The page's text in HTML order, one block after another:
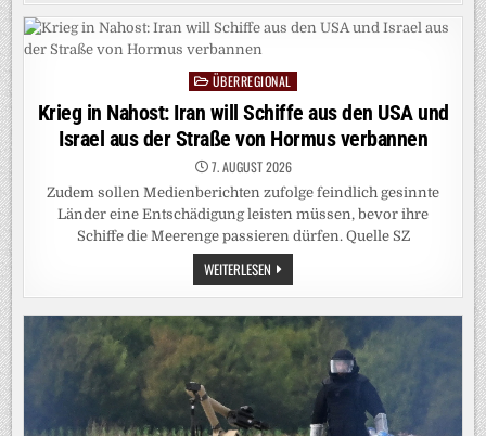
PostedÜBERREGIONAL
Krieg in Nahost: Iran will Schiffe aus den USA und
Israel aus der Straße von Hormus verbannen
7. AUGUST 2026
Zudem sollen Medienberichten zufolge feindlich gesinnte
Länder eine Entschädigung leisten müssen, bevor ihre
Schiffe die Meerenge passieren dürfen. Quelle SZ
WEITERLESEN KRIEG
IN
NAHOST:
IRAN
WILL
SCHIFFE
AUS
DEN
USA
UND
ISRAEL
AUS